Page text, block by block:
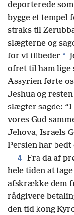
deporterede
bygge et tempel
straks til
slægterne og
for vi tilbeder *
ofret til ham lige
Assyrien førte
Jeshua og
slægter sagde:
vores Gud
Jehova, Israels
Persien har bedt
4 Fra da af
hele tiden at
afskrække dem
rådgivere
den tid kong